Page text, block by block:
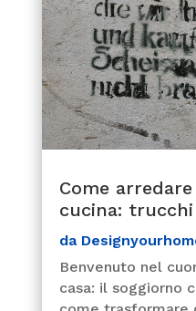
Come
cucina:
da
Benvenuto nel
casa: il soggiorno